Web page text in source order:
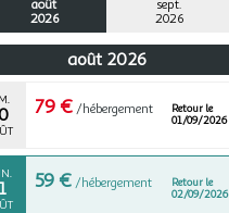
août
2026
sept.
2026
août 2026
79 € /hébergement
Retour le
01/09/2026
59 € /hébergement
Retour le
02/09/2026